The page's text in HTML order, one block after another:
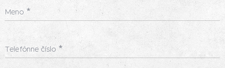
Meno
Telefónne číslo